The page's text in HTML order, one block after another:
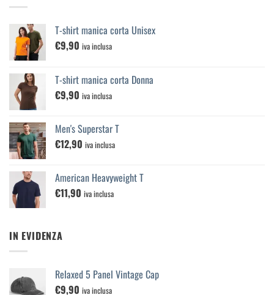
T-shirt manica corta Unisex
€9,90 iva inclusa
T-shirt manica corta Donna
€9,90 iva inclusa
Men's Superstar T
€12,90 iva inclusa
American Heavyweight T
€11,90 iva inclusa
IN EVIDENZA
Relaxed 5 Panel Vintage Cap
€9,90 iva inclusa